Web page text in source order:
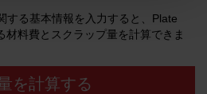
する基本情報を入力すると、Plate
料費とスクラップ量を計算できま
を計算する